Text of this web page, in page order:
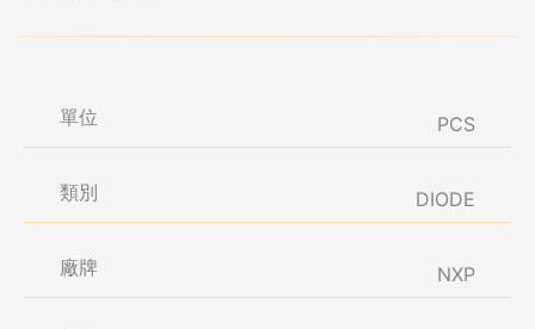
單位 PCS
類別 DIODE
廠牌 NXP